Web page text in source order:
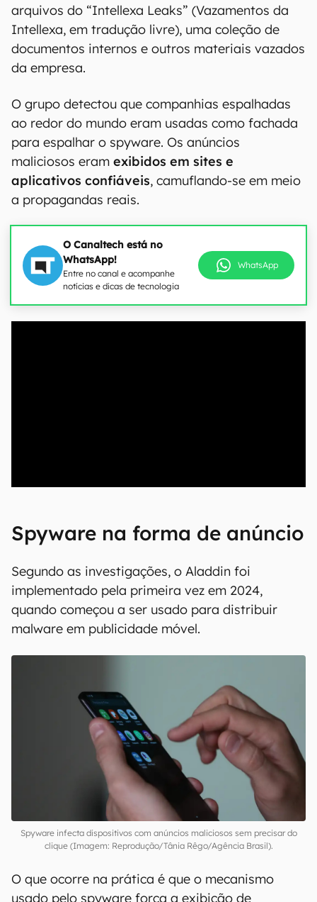
arquivos do “Intellexa Leaks” (Vazamentos da
Intellexa, em tradução livre), uma coleção de
documentos internos e outros materiais vazados
da empresa.
O grupo detectou que companhias espalhadas
ao redor do mundo eram usadas como fachada
para espalhar o spyware. Os anúncios
maliciosos eram exibidos em sites e
aplicativos confiáveis, camuflando-se em meio
a propagandas reais.
O Canaltech está no
WhatsApp!
Entre no canal e acompanhe
notícias e dicas de tecnologia
WhatsApp
Spyware na forma de anúncio
Segundo as investigações, o Aladdin foi
implementado pela primeira vez em 2024,
quando começou a ser usado para distribuir
malware em publicidade móvel.
Spyware infecta dispositivos com anúncios maliciosos sem precisar do
clique (Imagem: Reprodução/Tânia Rêgo/Agência Brasil).
O que ocorre na prática é que o mecanismo
usado pelo spyware força a exibição de